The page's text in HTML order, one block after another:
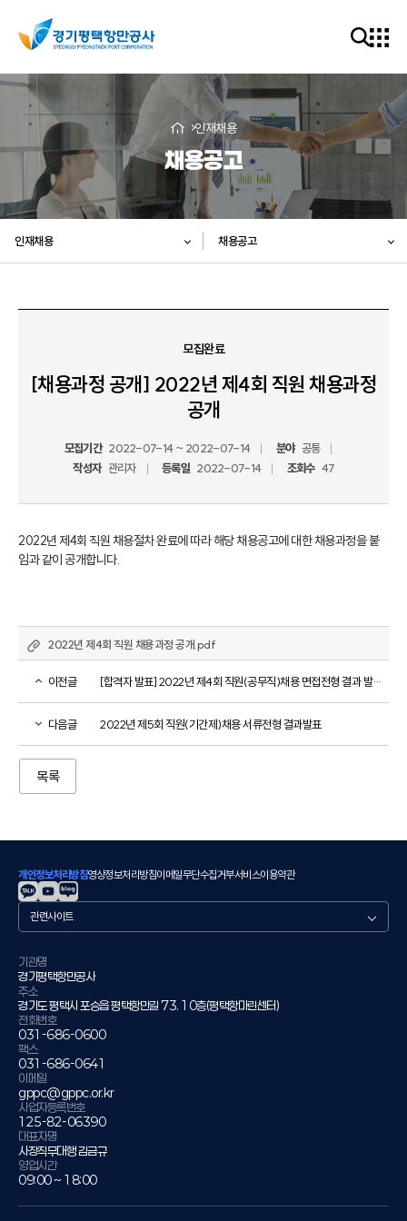
인재채용
채용공고
인재채용 채용공고
모집완료
[채용과정 공개] 2022년 제4회 직원 채용과정
공개
모집기간 2022-07-14 ~ 2022-07-14 분야 공통
작성자 관리자 등록일 2022-07-14 조회수 47
2022년 제4회 직원 채용절차 완료에 따라 해당 채용공고에 대한 채용과정을 붙
임과 같이 공개합니다.
2022년 제4회 직원 채용과정 공개.pdf
이전글 [합격자 발표] 2022년 제4회 직원(공무직)채용 면접전형 결과 발표 안내
다음글 2022년 제5회 직원(기간제)채용 서류전형 결과발표
목록
개인정보처리방침영상정보처리방침이메일무단수집거부서비스이용약관
관
련
이
트
기관명
경기평택항만공사
주소
경기도 평택시 포승읍 평택항만길 73. 10층(평택항마린센터)
전화번호
031-686-0600
팩스
031-686-0641
이메일
gppc@gppc.or.kr
사업자등록번호
125-82-06390
대표자명
사장직무대행 김금규
영업시간
09:00 ~ 18:00